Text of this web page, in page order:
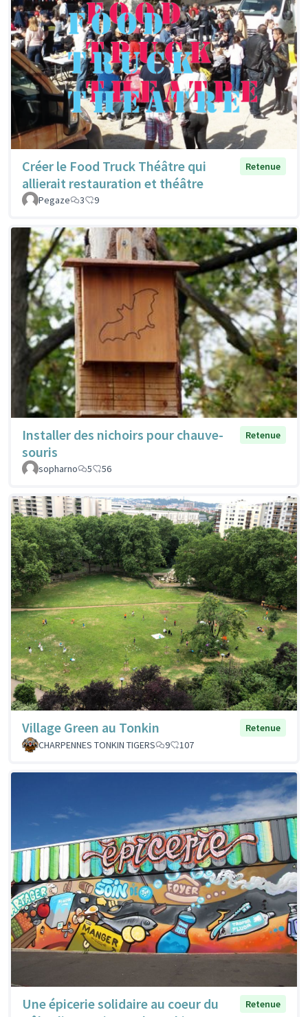
Créer le Food Truck Théâtre qui
allierait restauration et théâtre
Retenue
Pegaze 3 9
Installer des nichoirs pour chauve-
souris
Retenue
sopharno 5 56
Village Green au Tonkin
Retenue
CHARPENNES TONKIN TIGERS
9 107
Une épicerie solidaire au coeur du
Retenue